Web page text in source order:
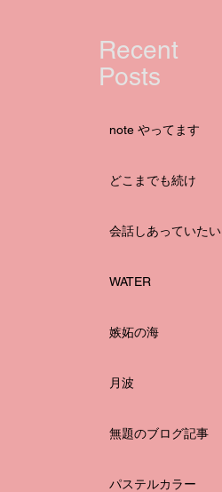
Recent
Posts
note やってます
どこまでも続け
会話しあっていたい
WATER
嫉妬の海
月波
無題のブログ記事
パステルカラー